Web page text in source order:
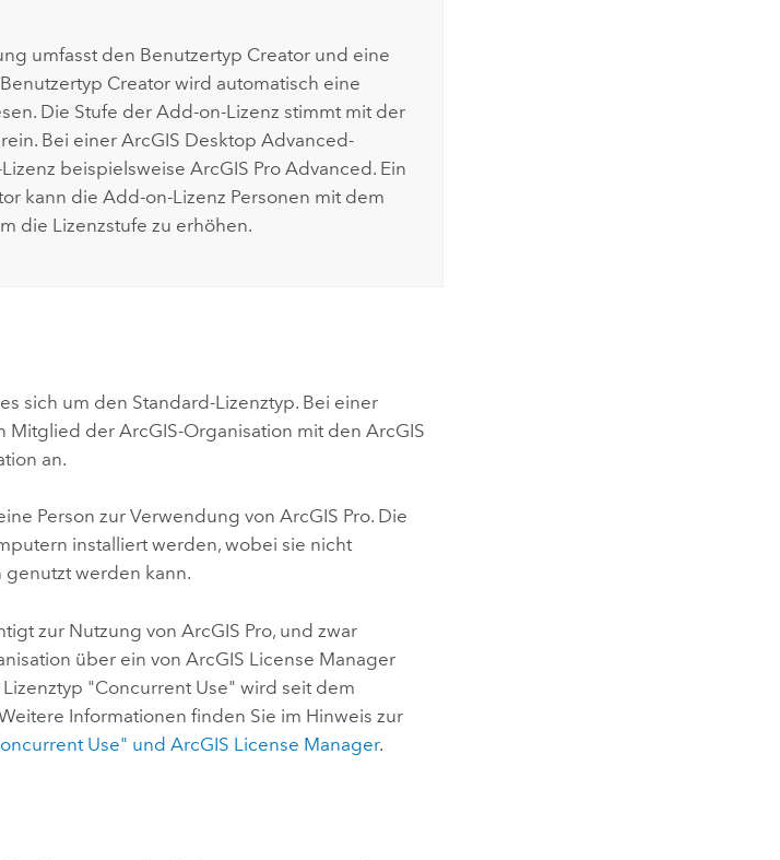
umfasst den Benutzertyp Creatorund eine
Creatorwird automatisch eine
Die Stufe der Add-on-Lizenz stimmt mit der
Bei einer ArcGIS Desktop Advanced-
beispielsweise ArcGIS Pro Advanced. Ein
kann die Add-on-Lizenz Personen mit dem
die Lizenzstufe zu erhöhen.
sich um den Standard-Lizenztyp. Bei einer
Mitglied der ArcGIS-Organisation mit denArcGIS
an.
Person zur Verwendung vonArcGIS Pro. Die
installiert werden, wobei sie nicht
werden kann.
zur Nutzung vonArcGIS Pro, und zwar
über ein vonArcGIS License Manager
"Concurrent Use" wird seit dem
Informationen finden Sie im Hinweis zur
Use" und ArcGIS License Manager.